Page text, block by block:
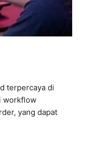
terpercaya di
workflow
yang dapat